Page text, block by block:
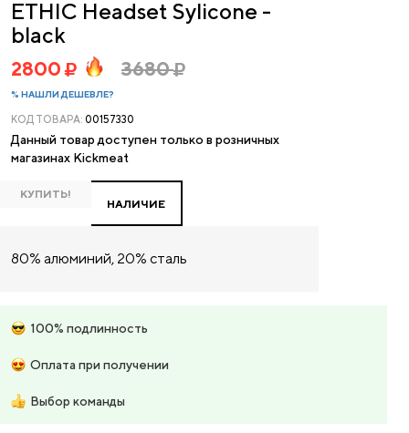
ETHIC Headset Sylicone -
black
2800 3680
% НАШЛИ ДЕШЕВЛЕ?
КОД ТОВАРА: 00157330
Данный товар доступен только в розничных
магазинах Kickmeat
КУПИТЬ!
НАЛИЧИЕ
80% алюминий, 20% сталь
100% подлинность
Оплата при получении
Выбор команды